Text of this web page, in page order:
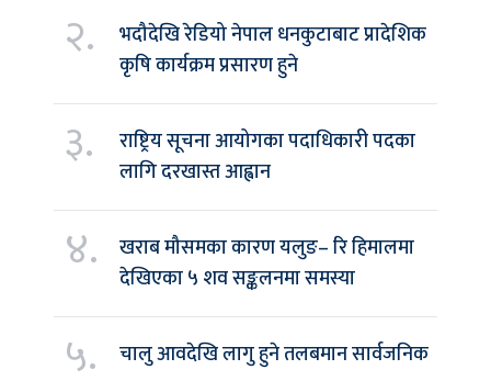
२.
भदौदेखि रेडियो नेपाल धनकुटाबाट प्रादेशिक
कृषि कार्यक्रम प्रसारण हुने
३.
राष्ट्रिय सूचना आयोगका पदाधिकारी पदका
लागि दरखास्त आह्वान
४.
खराब मौसमका कारण यलुङ– रि हिमालमा
देखिएका ५ शव सङ्कलनमा समस्या
५. चालु आवदेखि लागु हुने तलबमान सार्वजनिक